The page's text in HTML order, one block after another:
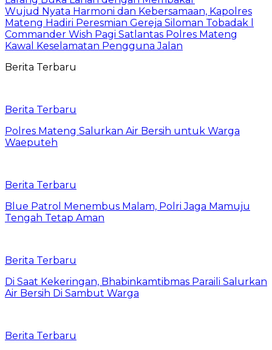
Wujud Nyata Harmoni dan Kebersamaan, Kapolres
Mateng Hadiri Peresmian Gereja Siloman Tobadak l
Commander Wish Pagi Satlantas Polres Mateng
Kawal Keselamatan Pengguna Jalan
Berita Terbaru
Berita Terbaru
Polres Mateng Salurkan Air Bersih untuk Warga
Waeputeh
Berita Terbaru
Blue Patrol Menembus Malam, Polri Jaga Mamuju
Tengah Tetap Aman
Berita Terbaru
Di Saat Kekeringan, Bhabinkamtibmas Paraili Salurkan
Air Bersih Di Sambut Warga
Berita Terbaru